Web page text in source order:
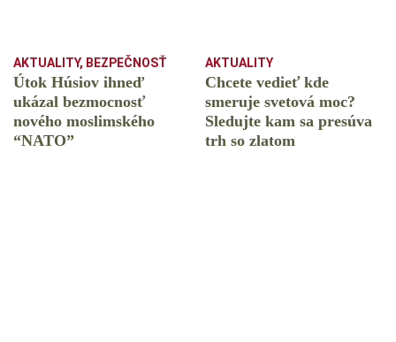
AKTUALITY, BEZPEČNOSŤ
Útok Húsiov ihneď
ukázal bezmocnosť
nového moslimského
“NATO”
AKTUALITY
Chcete vedieť kde
smeruje svetová moc?
Sledujte kam sa presúva
trh so zlatom